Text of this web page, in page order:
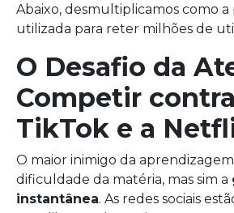
Abaixo, desmultiplicamos como a
utilizada para reter milhões de
O Desafio da
Competir
TikTok e a
O maior inimigo da
dificuldade da matéria, mas sim a
instantânea. As redes sociais